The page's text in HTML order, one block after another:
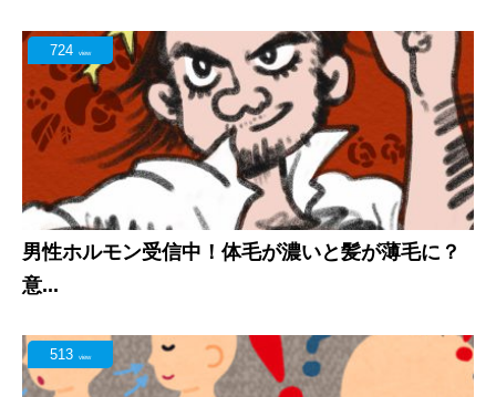
724 view
男性ホルモン受信中！体毛が濃いと髪が薄毛に？
意...
513 view